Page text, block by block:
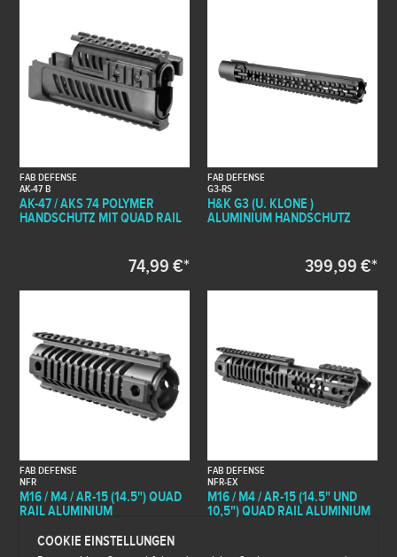
COOKIE EINSTELLUNGEN
FAB DEFENSE
AK-47 B
AK-47 / AKS 74 POLYMER
HANDSCHUTZ MIT QUAD RAIL
74,99 €*
FAB DEFENSE
G3-RS
H&K G3 (U. KLONE )
ALUMINIUM HANDSCHUTZ
399,99 €*
FAB DEFENSE
NFR
M16 / M4 / AR-15 (14.5") QUAD
RAIL ALUMINIUM
FAB DEFENSE
NFR-EX
M16 / M4 / AR-15 (14.5" UND
10,5") QUAD RAIL ALUMINIUM